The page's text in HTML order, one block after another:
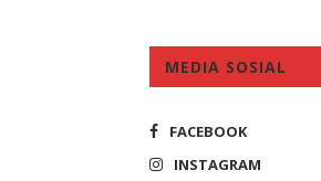
MEDIA SOSIAL
FACEBOOK
INSTAGRAM